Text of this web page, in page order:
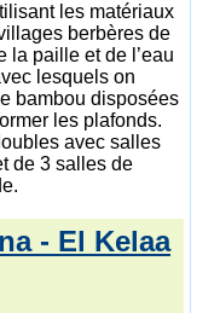
les matériaux
berbères de
la paille et de l’eau
lesquels on
bambou disposées
les plafonds.
avec salles
de 3 salles de
- El Kelaa